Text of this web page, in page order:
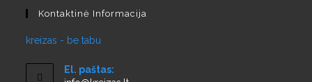
Kontaktinė Informacija
kreizas - be tabu
El. paštas: